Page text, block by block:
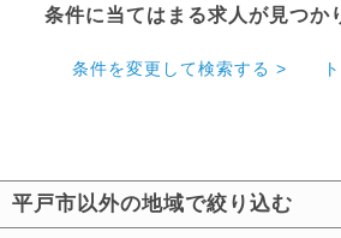
条件に当てはまる求人が見つか
条件を変更して検索する >
平戸市以外の地域で絞り込む